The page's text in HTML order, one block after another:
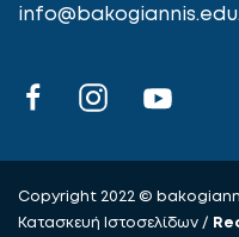
Copyright 2022 ©
Κατασκευή Ιστοσελίδων /